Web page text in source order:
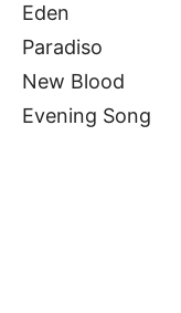
Eden
Paradiso
New Blood
Evening Song